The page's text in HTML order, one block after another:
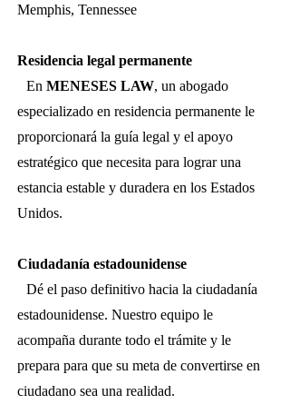
Memphis, Tennessee
Residencia legal permanente
En MENESES LAW, un abogado
especializado en residencia permanente le
proporcionará la guía legal y el apoyo
estratégico que necesita para lograr una
estancia estable y duradera en los Estados
Unidos.
Ciudadanía estadounidense
Dé el paso definitivo hacia la ciudadanía
estadounidense. Nuestro equipo le
acompaña durante todo el trámite y le
prepara para que su meta de convertirse en
ciudadano sea una realidad.